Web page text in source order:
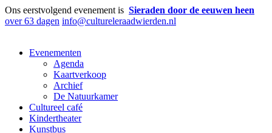
Ons eerstvolgend evenement is Sieraden door de eeuwen heen
over 63 dagen info@cultureleraadwierden.nl
Evenementen
Agenda
Kaartverkoop
Archief
De Natuurkamer
Cultureel café
Kindertheater
Kunstbus